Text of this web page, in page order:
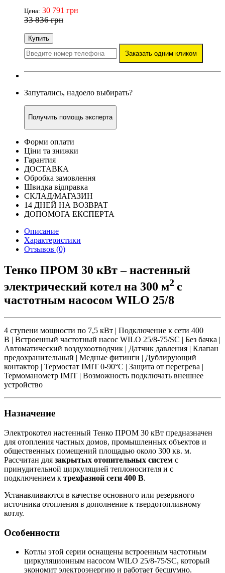
Цена: 30 791 грн
33 836 грн
Купить
Заказать одним кликом
Запутались, надоело выбирать?
Получить помощь эксперта
Форми оплати
Ціни та знижки
Гарантия
ДОСТАВКА
Обробка замовлення
Швидка відправка
СКЛАД/МАГАЗИН
14 ДНЕЙ НА ВОЗВРАТ
ДОПОМОГА ЕКСПЕРТА
Описание
Характеристики
Отзывов (0)
Тенко ПРОМ 30 кВт – настенный
электрический котел на 300 м2 с
частотным насосом WILO 25/8
4 ступени мощности по 7,5 кВт | Подключение к сети 400
В | Встроенный частотный насос WILO 25/8-75/SC | Без бачка |
Автоматический воздухоотводчик | Датчик давления | Клапан
предохранительный | Медные фитинги | Дублирующий
контактор | Термостат IMIT 0-90°C | Защита от перегрева |
Термоманометр IMIT | Возможность подключать внешнее
устройство
Назначение
Электрокотел настенный Тенко ПРОМ 30 кВт предназначен
для отопления частных домов, промышленных объектов и
общественных помещений площадью около 300 кв. м.
Рассчитан для закрытых отопительных систем с
принудительной циркуляцией теплоносителя и с
подключением к трехфазной сети 400 В.
Устанавливаются в качестве основного или резервного
источника отопления в дополнение к твердотопливному
котлу.
Особенности
Котлы этой серии оснащены встроенным частотным
циркуляционным насосом WILO 25/8-75/SC, который
экономит электроэнергию и работает бесшумно.